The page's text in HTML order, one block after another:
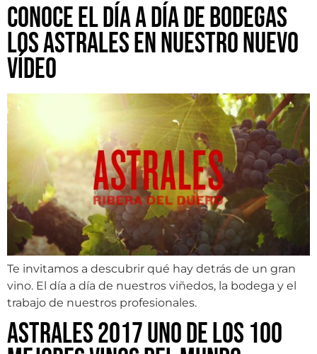
Conoce el día a día de Bodegas
Los Astrales en nuestro nuevo
vídeo
Te invitamos a descubrir qué hay detrás de un gran
vino. El día a día de nuestros viñedos, la bodega y el
trabajo de nuestros profesionales.
Astrales 2017 uno de los 100